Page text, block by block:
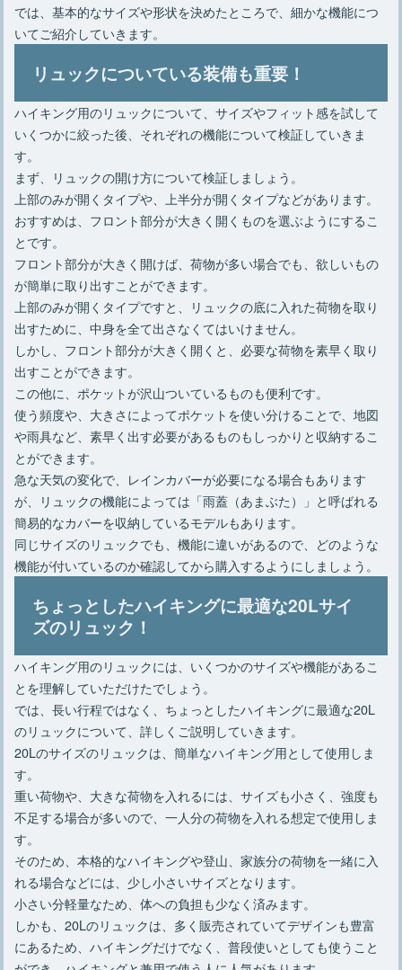
では、基本的なサイズや形状を決めたところで、細かな機能につ
いてご紹介していきます。
リュックについている装備も重要！
ハイキング用のリュックについて、サイズやフィット感を試して
いくつかに絞った後、それぞれの機能について検証していきま
す。
まず、リュックの開け方について検証しましょう。
上部のみが開くタイプや、上半分が開くタイプなどがあります。
おすすめは、フロント部分が大きく開くものを選ぶようにするこ
とです。
フロント部分が大きく開けば、荷物が多い場合でも、欲しいもの
が簡単に取り出すことができます。
上部のみが開くタイプですと、リュックの底に入れた荷物を取り
出すために、中身を全て出さなくてはいけません。
しかし、フロント部分が大きく開くと、必要な荷物を素早く取り
出すことができます。
この他に、ポケットが沢山ついているものも便利です。
使う頻度や、大きさによってポケットを使い分けることで、地図
や雨具など、素早く出す必要があるものもしっかりと収納するこ
とができます。
急な天気の変化で、レインカバーが必要になる場合もあります
が、リュックの機能によっては「雨蓋（あまぶた）」と呼ばれる
簡易的なカバーを収納しているモデルもあります。
同じサイズのリュックでも、機能に違いがあるので、どのような
機能が付いているのか確認してから購入するようにしましょう。
ちょっとしたハイキングに最適な20Lサイ
ズのリュック！
ハイキング用のリュックには、いくつかのサイズや機能があるこ
とを理解していただけたでしょう。
では、長い行程ではなく、ちょっとしたハイキングに最適な20L
のリュックについて、詳しくご説明していきます。
20Lのサイズのリュックは、簡単なハイキング用として使用しま
す。
重い荷物や、大きな荷物を入れるには、サイズも小さく、強度も
不足する場合が多いので、一人分の荷物を入れる想定で使用しま
す。
そのため、本格的なハイキングや登山、家族分の荷物を一緒に入
れる場合などには、少し小さいサイズとなります。
小さい分軽量なため、体への負担も少なく済みます。
しかも、20Lのリュックは、多く販売されていてデザインも豊富
にあるため、ハイキングだけでなく、普段使いとしても使うこと